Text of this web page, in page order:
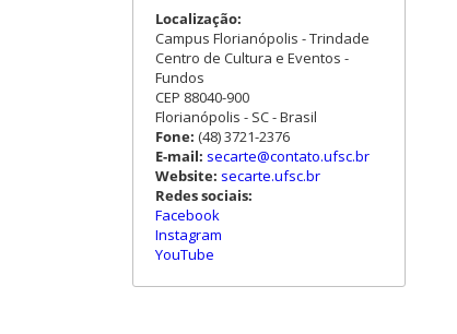
Localização:
Campus Florianópolis - Trindade
Centro de Cultura e Eventos -
Fundos
CEP 88040-900
Florianópolis - SC - Brasil
Fone: (48) 3721-2376
E-mail: secarte@contato.ufsc.br
Website: secarte.ufsc.br
Redes sociais:
Facebook
Instagram
YouTube